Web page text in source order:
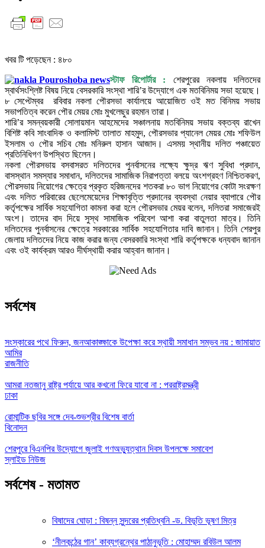
খবর টি পড়েছেন : ৪৮০
স্টাফ রিপোর্টার : শেরপুরের নকলায় দলিতদের
স্বার্থসংশ্লিষ্ট বিষয় নিয়ে বেসরকারি সংস্থা শারি’র উদ্যোগে এক মতবিনিময় সভা হয়েছে।
৮ সেপ্টেম্বর রবিবার নকলা পৌরসভা কার্যালয়ে আয়োজিত ওই মত বিনিময় সভায়
সভাপতিত্ব করেন পৌর মেয়র মোঃ মুখলেছুর রহমান তারা।
শারি’র সমন্বয়কারী সোলায়মান আহমেদের সঞ্চালনায় মতবিনিময় সভায় বক্তব্য রাখেন
বিশিষ্ট কবি সাংবাদিক ও কলামিস্ট তালাত মাহমুদ, পৌরসভার প্যানেল মেয়র মোঃ শফিউল
ইসলাম ও পৌর সচিব মোঃ মনিরুল হাসান আজাদ। এসময় স্থানীয় দলিত পঞ্চায়েত
প্রতিনিধিগণ উপস্থিত ছিলেন।
নকলা পৌরসভায় বসবাসরত দলিতদের পুনর্বাসনের লক্ষ্যে ক্ষুদ্র ঋণ সুবিধা প্রদান,
বাসস্থান সমস্যার সমাধান, দলিতদের সামাজিক নিরাপত্তা বলয়ে অংশগ্রহণ নিশ্চিতকরণ,
পৌরসভায় নিয়োগের ক্ষেত্রে প্রকৃত হরিজনদের শতকরা ৮০ ভাগ নিয়োগের কোটা সংরক্ষণ
এবং দলিত পরিবারের ছেলেমেয়েদের শিক্ষাবৃত্তি প্রদানের ব্যবস্থা নেয়ার ব্যাপারে পৌর
কর্তৃপক্ষের সার্বিক সহযোগিতা কামনা করা হলে পৌরসভার মেয়র বলেন, দলিতরা সমাজেরই
অংশ। তাদের বাদ দিয়ে সুস্থ সামাজিক পরিবেশ আশা করা বাতুলতা মাত্র। তিনি
দলিতদের পুনর্বাসনের ক্ষেত্রে সরকারের সার্বিক সহযোগিতার দাবি জানান। তিনি শেরপুর
জেলায় দলিতদের নিয়ে কাজ করার জন্য বেসরকারি সংস্থা শারি কর্তৃপক্ষকে ধন্যবাদ জানান
এবং ওই কার্যক্রম আরও দীর্ঘস্থায়ী করার আহ্বান জানান।
সর্বশেষ
সংস্কারের পথে ফিরুন, জনআকাঙ্ক্ষাকে উপেক্ষা করে স্থায়ী সমাধান সম্ভব নয় : জামায়াত
আমির
রাজনীতি
আমরা নতজানু রাষ্ট্র পর্যায়ে আর কখনো ফিরে যাবো না : পররাষ্ট্রমন্ত্রী
ঢাকা
রোমান্টিক ছবির সঙ্গে দেব-শুভশ্রীর বিশেষ বার্তা
বিনোদন
শেরপুরে বিএনপির উদ্যোগে জুলাই গণঅভ্যুত্থান দিবস উপলক্ষে সমাবেশ
স্লাইড নিউজ
সর্বশেষ - মতামত
বিষাদের ঘোড়া : বিষন্ন সুন্দরের প্রতিধ্বনি -ড. বিভূতি ভূষণ মিত্র
‘নীলকন্ঠের গান’ কাব্যগ্রন্থের পাঠানুভূতি : মোহাম্মদ রবিউল আলম